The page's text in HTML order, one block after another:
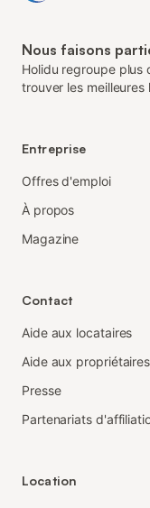
Nous faisons
Holidu regroupe plus
trouver les
Entreprise
Offres d'emploi
À propos
Magazine
Contact
Aide aux locataires
Aide aux propriétaires
Presse
Partenariats
Location